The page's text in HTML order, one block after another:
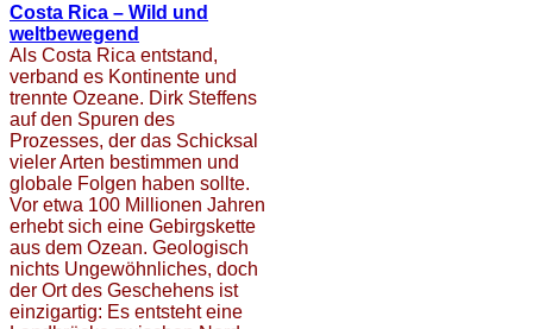
Costa Rica – Wild und
weltbewegend
Als Costa Rica entstand,
verband es Kontinente und
trennte Ozeane. Dirk Steffens
auf den Spuren des
Prozesses, der das Schicksal
vieler Arten bestimmen und
globale Folgen haben sollte.
Vor etwa 100 Millionen Jahren
erhebt sich eine Gebirgskette
aus dem Ozean. Geologisch
nichts Ungewöhnliches, doch
der Ort des Geschehens ist
einzigartig: Es entsteht eine